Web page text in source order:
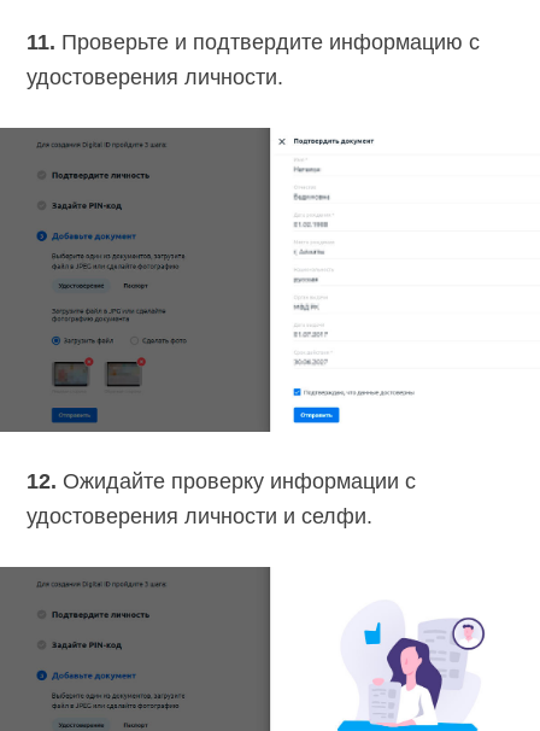
11. Проверьте и подтвердите информацию с
удостоверения личности.
12. Ожидайте проверку информации с
удостоверения личности и селфи.